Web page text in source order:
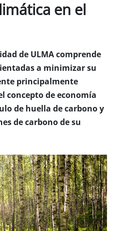
en el
de ULMA comprende
a minimizar su
principalmente
concepto de economía
de huella de carbono y
de carbono de su